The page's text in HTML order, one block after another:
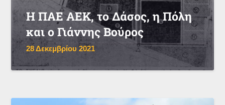
Η ΠΑΕ ΑΕΚ, το Δάσος, η Πόλη
και ο Γιάννης Βούρος
28 Δεκεμβρίου 2021